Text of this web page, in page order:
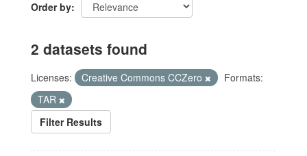
Order by
2 datasets found
Licenses: Creative Commons CCZero
Formats:
TAR
Filter Results